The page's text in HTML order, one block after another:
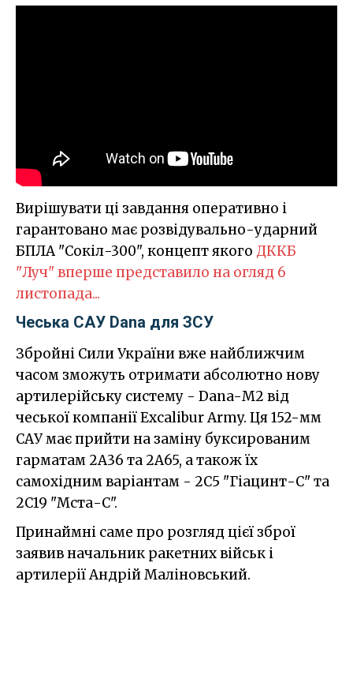
Вирішувати ці завдання оперативно і
гарантовано має розвідувально-ударний
БПЛА "Сокіл-300", концепт якого ДККБ
"Луч" вперше представило на огляд 6
листопада...
Чеська САУ Dana для ЗСУ
Збройні Сили України вже найближчим
часом зможуть отримати абсолютно нову
артилерійську систему - Dana-М2 від
чеської компанії Excalibur Army. Ця 152-мм
САУ має прийти на заміну буксированим
гарматам 2А36 та 2А65, а також їх
самохідним варіантам - 2С5 "Гіацинт-С" та
2С19 "Мста-С".
Принаймні саме про розгляд цієї зброї
заявив начальник ракетних військ і
артилерії Андрій Маліновський.